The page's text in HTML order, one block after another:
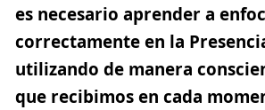
es necesario aprender a
correctamente en la
utilizando de manera
que recibimos en cada